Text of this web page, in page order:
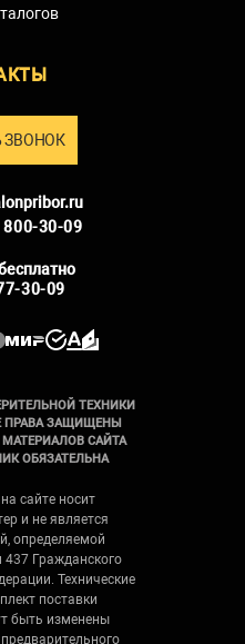
ЗВОНОК
800-30-09
30-09
ТЕХНИКИ
ПРАВА ЗАЩИЩЕНЫ
САЙТА
ОБЯЗАТЕЛЬНА
сайте носит
и не является
определяемой
Гражданского
Технические
поставки
быть изменены